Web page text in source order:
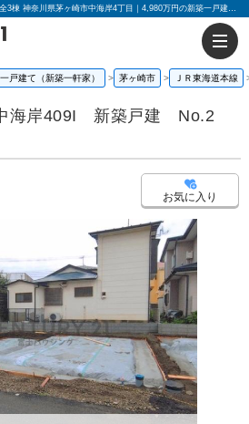
茅ヶ崎市中海岸409I 新築戸建 No.2 全3棟 神奈川県茅ヶ崎市中海岸4丁目｜4,980万円の新築一戸建て｜センチュリー21富士ハウジング
戸建て（新築一軒家） 茅ヶ崎市 ＪＲ東海道本線
海岸409I 新築戸建 No.2
お気に入り